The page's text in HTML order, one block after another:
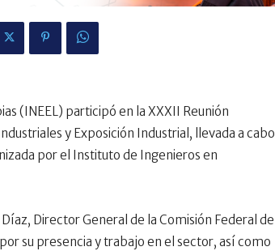
(INEEL) participó en la XXXII Reunión
y Exposición Industrial, llevada a cabo
por el Instituto de Ingenieros en
Director General de la Comisión Federal de
su presencia y trabajo en el sector, así como